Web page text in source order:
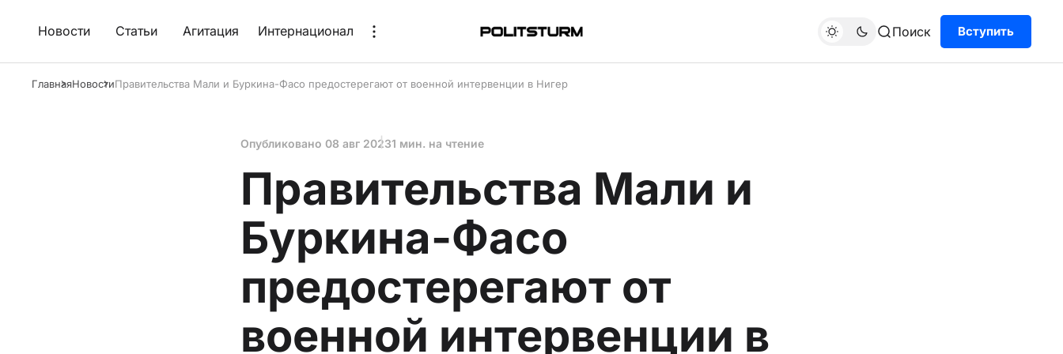
Новости Статьи Агитация Интернационал Поиск Вступить
ГлавнаяНовостиПравительства Мали и Буркина-Фасо предостерегают от военной интервенции в Нигер
Опубликовано 08 авг 20231 мин. на чтение
Правительства Мали и
Буркина-Фасо
предостерегают от
военной интервенции в